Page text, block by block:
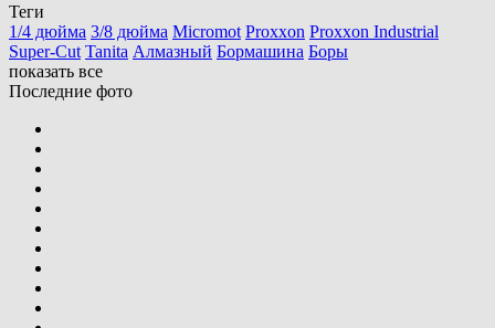
Теги
1/4 дюйма 3/8 дюйма Micromot Proxxon Proxxon Industrial
Super-Cut Tanita Алмазный Бормашина Боры
показать все
Последние фото